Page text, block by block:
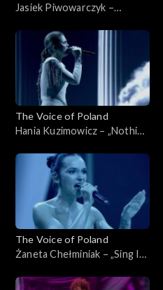
Jasiek Piwowarczyk –
Voice of Poland”, Finał, 29
listopada 2025
The Voice of Poland
Hania Kuzimowicz – „Nothing
Poland”, Finał, 29 listopada
The Voice of Poland
Żaneta Chełminiak – „Sing It
Finał, 29 listopada 2025